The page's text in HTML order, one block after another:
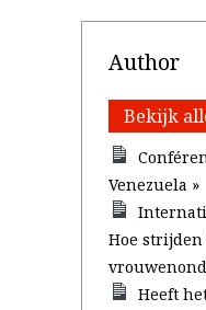
Author
Bekijk
Venezuela »
Hoe strijden
Heeft